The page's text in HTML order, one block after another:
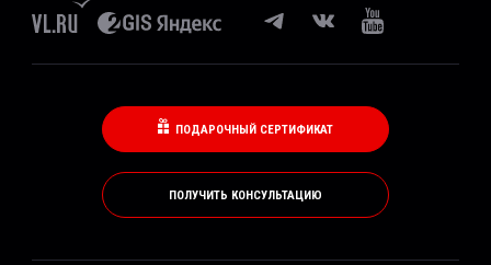
ПОДАРОЧНЫЙ СЕРТИФИКАТ
ПОЛУЧИТЬ КОНСУЛЬТАЦИЮ